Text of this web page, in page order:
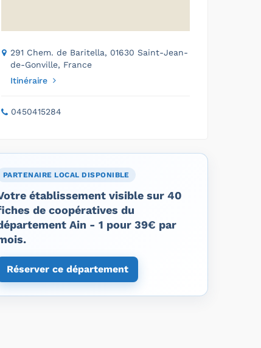
291 Chem. de Baritella, 01630 Saint-Jean-
de-Gonville, France
Itinéraire
0450415284
PARTENAIRE LOCAL DISPONIBLE
établissement visible sur 40
de coopératives du
Ain - 1 pour 39€ par
Réserver ce département